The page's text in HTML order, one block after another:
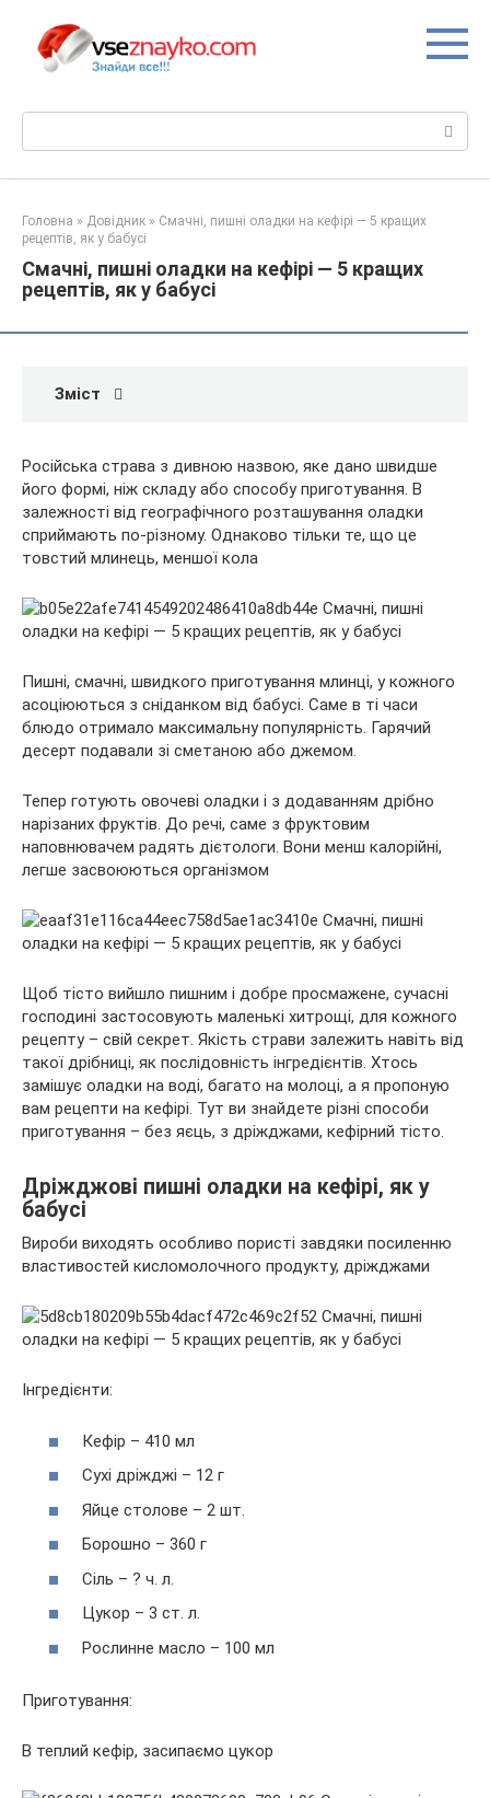
вмісту
Головна » Довідник » Смачні, пишні оладки на кефірі — 5 кращих
рецептів, як у бабусі
Смачні, пишні оладки на кефірі — 5 кращих
рецептів, як у бабусі
Зміст
Російська страва з дивною назвою, яке дано швидше
його формі, ніж складу або способу приготування. В
залежності від географічного розташування оладки
сприймають по-різному. Однаково тільки те, що це
товстий млинець, меншої кола
Пишні, смачні, швидкого приготування млинці, у кожного
асоціюються з сніданком від бабусі. Саме в ті часи
блюдо отримало максимальну популярність. Гарячий
десерт подавали зі сметаною або джемом.
Тепер готують овочеві оладки і з додаванням дрібно
нарізаних фруктів. До речі, саме з фруктовим
наповнювачем радять дієтологи. Вони менш калорійні,
легше засвоюються організмом
Щоб тісто вийшло пишним і добре просмажене, сучасні
господині застосовують маленькі хитрощі, для кожного
рецепту – свій секрет. Якість страви залежить навіть від
такої дрібниці, як послідовність інгредієнтів. Хтось
замішує оладки на воді, багато на молоці, а я пропоную
вам рецепти на кефірі. Тут ви знайдете різні способи
приготування – без яєць, з дріжджами, кефірний тісто.
Дріжджові пишні оладки на кефірі, як у
бабусі
Вироби виходять особливо пористі завдяки посиленню
властивостей кисломолочного продукту, дріжджами
Інгредієнти:
Кефір – 410 мл
Сухі дріжджі – 12 г
Яйце столове – 2 шт.
Борошно – 360 г
Сіль – ? ч. л.
Цукор – 3 ст. л.
Рослинне масло – 100 мл
Приготування:
В теплий кефір, засипаємо цукор